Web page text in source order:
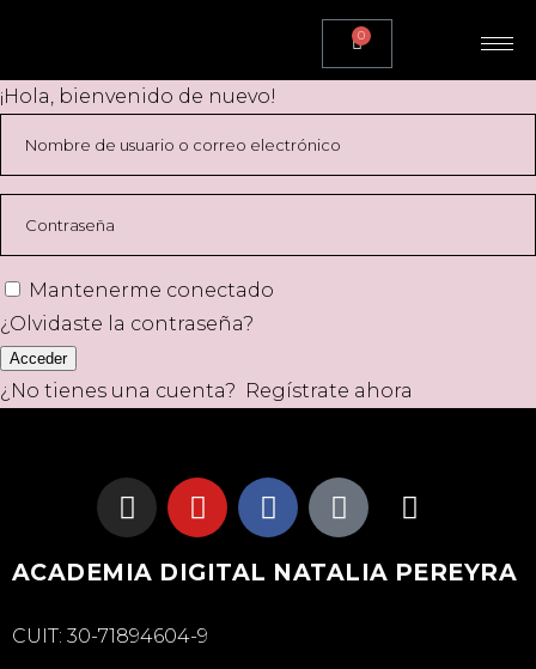
0
¡Hola, bienvenido de nuevo!
Mantenerme conectado
¿Olvidaste la contraseña?
Acceder
¿No tienes una cuenta? Regístrate ahora
ACADEMIA DIGITAL NATALIA PEREYRA
CUIT: 30-71894604-9